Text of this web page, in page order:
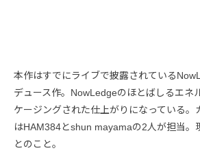
本作はすでにライブで披露されている
デュース作。NowLedgeのほとばしるエネ
ケージングされた仕上がりになっている。
はHAM384とshun mayamaの2人が担当。
とのこと。